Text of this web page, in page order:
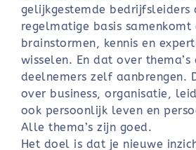
gelijkgestemde bedrijfsleiders
regelmatige basis samenkomt
brainstormen, kennis en
wisselen. En dat over thema’s
deelnemers zelf aanbrengen.
over business, organisatie,
ook persoonlijk leven en
Alle thema’s zijn goed.
Het doel is dat je nieuwe